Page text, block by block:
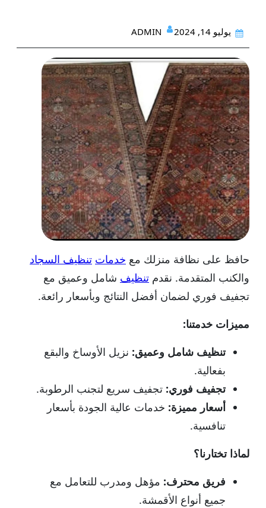
يوليو 14, 2024 ADMIN
حافظ على نظافة منزلك معخدمات تنظيف السجاد
والكنب المتقدمة. نقدمتنظيفشامل وعميق مع
تجفيف فوري لضمان أفضل النتائج وبأسعار رائعة.
مميزات خدمتنا:
تنظيف شامل وعميق:نزيل الأوساخ والبقع
بفعالية.
تجفيف فوري:تجفيف سريع لتجنب الرطوبة.
أسعار مميزة:خدمات عالية الجودة بأسعار
تنافسية.
لماذا تختارنا؟
فريق محترف:مؤهل ومدرب للتعامل مع
جميع أنواع الأقمشة.